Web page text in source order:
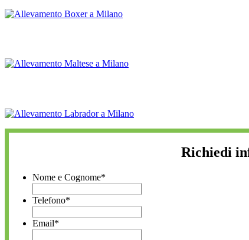
Richiedi
Nome e Cognome*
Telefono*
Email*